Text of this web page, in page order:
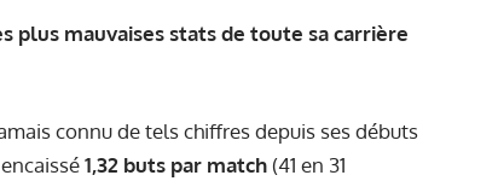
plus mauvaises stats de toute sa carrière
connu de tels chiffres depuis ses débuts
1,32 buts par match (41 en 31